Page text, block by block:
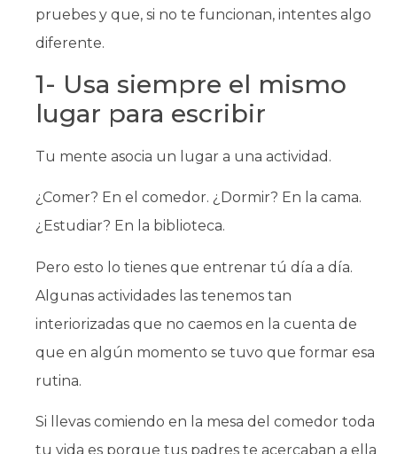
pruebes y que, si no te funcionan, intentes algo
diferente.
1- Usa siempre el mismo
lugar para escribir
Tu mente asocia un lugar a una actividad.
¿Comer? En el comedor. ¿Dormir? En la cama.
¿Estudiar? En la biblioteca.
Pero esto lo tienes que entrenar tú día a día.
Algunas actividades las tenemos tan
interiorizadas que no caemos en la cuenta de
que en algún momento se tuvo que formar esa
rutina.
Si llevas comiendo en la mesa del comedor toda
tu vida es porque tus padres te acercaban a ella